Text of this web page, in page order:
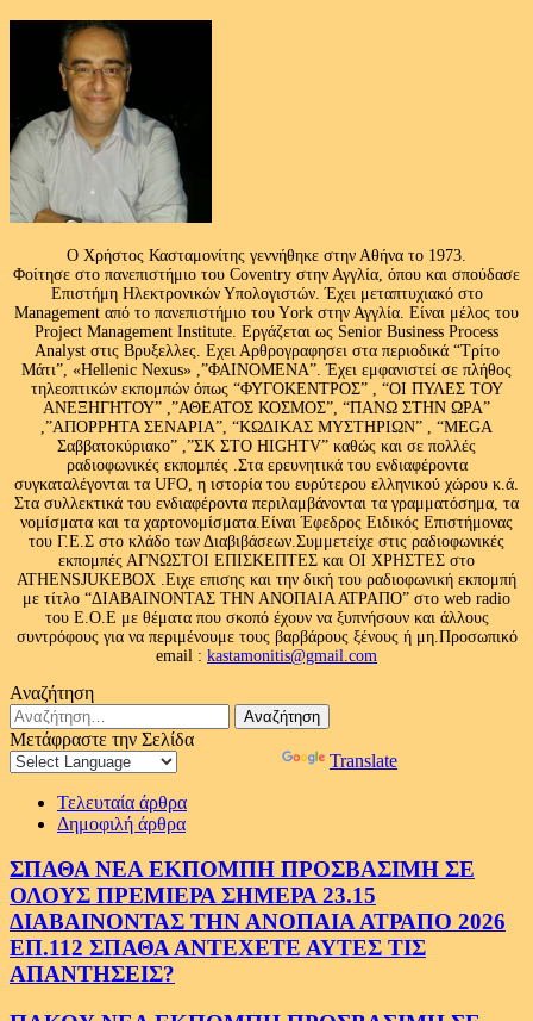
Ο Χρήστος Κασταμονίτης γεννήθηκε στην Αθήνα το 1973.
Φοίτησε στο πανεπιστήμιο του Coventry στην Αγγλία, όπου και σπούδασε
Επιστήμη Ηλεκτρονικών Υπολογιστών. Έχει μεταπτυχιακό στο
Management από το πανεπιστήμιο του Υork στην Αγγλία. Είναι μέλος του
Project Management Institute. Εργάζεται ως Senior Business Process
Analyst στις Βρυξελλες. Εχει Αρθρογραφησει στα περιοδικά “Τρίτο
Μάτι”, «Hellenic Nexus» ,”ΦΑΙΝΟΜΕΝΑ”. Έχει εμφανιστεί σε πλήθος
τηλεοπτικών εκπομπών όπως “ΦΥΓΟΚΕΝΤΡΟΣ” , “ΟΙ ΠΥΛΕΣ ΤΟΥ
ΑΝΕΞΗΓΗΤΟΥ” ,”ΑΘΕΑΤΟΣ ΚΟΣΜΟΣ”, “ΠΑΝΩ ΣΤΗΝ ΩΡΑ”
,”ΑΠΟΡΡΗΤΑ ΣΕΝΑΡΙΑ”, “ΚΩΔΙΚΑΣ ΜΥΣΤΗΡΙΩΝ” , “MEGA
Σαββατοκύριακο” ,”ΣΚ ΣΤΟ HIGHTV” καθώς και σε πολλές
ραδιοφωνικές εκπομπές .Στα ερευνητικά του ενδιαφέροντα
συγκαταλέγονται τα UFO, η ιστορία του ευρύτερου ελληνικού χώρου κ.ά.
Στα συλλεκτικά του ενδιαφέροντα περιλαμβάνονται τα γραμματόσημα, τα
νομίσματα και τα χαρτονομίσματα.Είναι Έφεδρος Ειδικός Επιστήμονας
του Γ.Ε.Σ στο κλάδο των Διαβιβάσεων.Συμμετείχε στις ραδιοφωνικές
εκπομπές ΑΓΝΩΣΤΟΙ ΕΠΙΣΚΕΠΤΕΣ και ΟΙ ΧΡΗΣΤΕΣ στο
ATHENSJUKEBOX .Ειχε επισης και την δική του ραδιοφωνική εκπομπή
με τίτλο “ΔΙΑΒΑΙΝΟΝΤΑΣ ΤΗΝ ΑΝΟΠΑΙΑ ΑΤΡΑΠΟ” στο web radio
του Ε.Ο.Ε με θέματα που σκοπό έχουν να ξυπνήσουν και άλλους
συντρόφους για να περιμένουμε τους βαρβάρους ξένους ή μη.Προσωπικό
email : kastamonitis@gmail.com
Αναζήτηση
Αναζήτηση
για:
Μετάφραστε την Σελίδα
Translate
Τελευταία άρθρα
Δημοφιλή άρθρα
ΣΠΑΘΑ ΝΕΑ ΕΚΠΟΜΠΗ ΠΡΟΣΒΑΣΙΜΗ ΣΕ
ΟΛΟΥΣ ΠΡΕΜΙΕΡΑ ΣΗΜΕΡΑ 23.15
ΔΙΑΒΑΙΝΟΝΤΑΣ ΤΗΝ ΑΝΟΠΑΙΑ ΑΤΡΑΠΟ 2026
ΕΠ.112 ΣΠΑΘΑ ΑΝΤΕΧΕΤΕ ΑΥΤΕΣ ΤΙΣ
ΑΠΑΝΤΗΣΕΙΣ?